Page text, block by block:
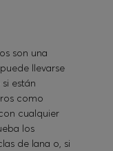
son una
llevarse
están
como
cualquier
los
de lana o, si